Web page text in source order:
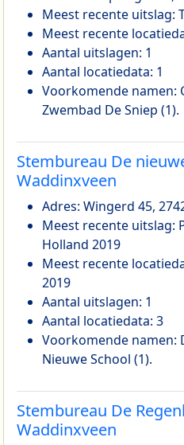
Meest recente uitslag:
Meest recente
Aantal uitslagen: 1
Aantal locatiedata: 1
Voorkomende namen:
Zwembad De Sniep (1).
Stembureau De
Waddinxveen
Adres: Wingerd 45,
Meest recente uitslag:
Holland 2019
Meest recente
2019
Aantal uitslagen: 1
Aantal locatiedata: 3
Voorkomende namen:
Nieuwe School (1).
Stembureau De
Waddinxveen